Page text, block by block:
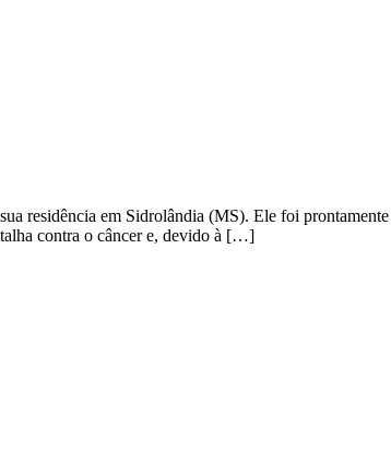
residência em Sidrolândia (MS). Ele foi
contra o câncer e, devido à […]